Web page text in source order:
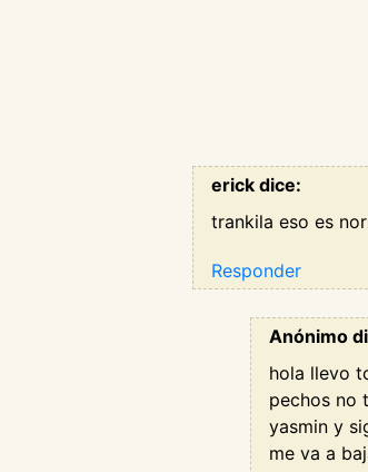
erick dice:
trankila eso es
Responder
Anónimo
hola llevo
pechos no
yasmin y
me va a